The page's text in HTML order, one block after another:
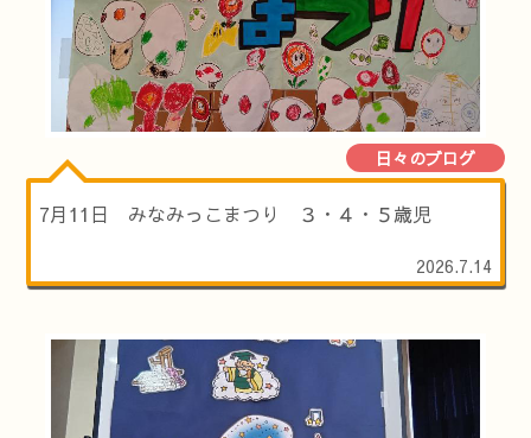
日々のブログ
7月11日 みなみっこまつり ３・４・５歳児
2026.7.14